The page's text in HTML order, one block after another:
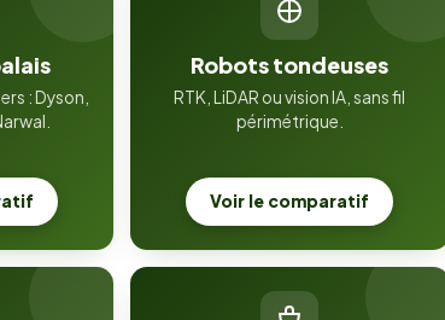
: Dyson,
Robots tondeuses
RTK, LiDAR ou vision IA, sans fil
périmétrique.
Voir le comparatif